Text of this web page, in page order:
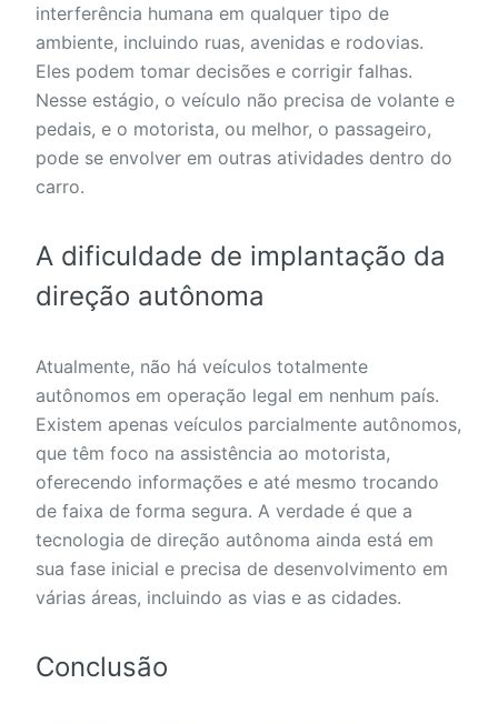
interferência humana em qualquer tipo de
ambiente, incluindo ruas, avenidas e rodovias.
Eles podem tomar decisões e corrigir falhas.
Nesse estágio, o veículo não precisa de volante e
pedais, e o motorista, ou melhor, o passageiro,
pode se envolver em outras atividades dentro do
carro.
A dificuldade de implantação da
direção autônoma
Atualmente, não há veículos totalmente
autônomos em operação legal em nenhum país.
Existem apenas veículos parcialmente autônomos,
que têm foco na assistência ao motorista,
oferecendo informações e até mesmo trocando
de faixa de forma segura. A verdade é que a
tecnologia de direção autônoma ainda está em
sua fase inicial e precisa de desenvolvimento em
várias áreas, incluindo as vias e as cidades.
Conclusão